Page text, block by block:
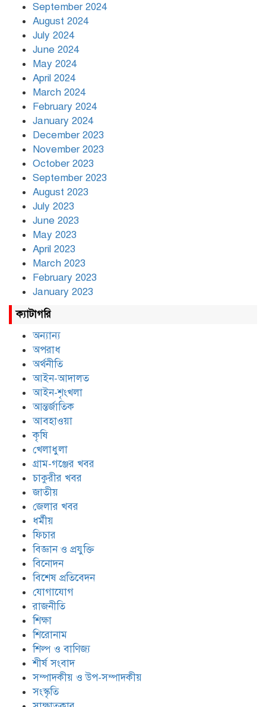
September 2024
August 2024
July 2024
June 2024
May 2024
April 2024
March 2024
February 2024
January 2024
December 2023
November 2023
October 2023
September 2023
August 2023
July 2023
June 2023
May 2023
April 2023
March 2023
February 2023
January 2023
ক্যাটাগরি
অন্যান্য
অপরাধ
অর্থনীতি
আইন-আদালত
আইন-শৃংখলা
আন্তর্জাতিক
আবহাওয়া
কৃষি
খেলাধুলা
গ্রাম-গঞ্জের খবর
চাকুরীর খবর
জাতীয়
জেলার খবর
ধর্মীয়
ফিচার
বিজ্ঞান ও প্রযুক্তি
বিনোদন
বিশেষ প্রতিবেদন
যোগাযোগ
রাজনীতি
শিক্ষা
শিরোনাম
শিল্প ও বাণিজ্য
শীর্ষ সংবাদ
সম্পাদকীয় ও উপ-সম্পাদকীয়
সংস্কৃতি